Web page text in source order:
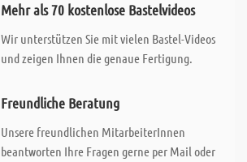
Mehr als 70 kostenlose Bastelvideos
Wir unterstützen Sie mit vielen Bastel-Videos
und zeigen Ihnen die genaue Fertigung.
Freundliche Beratung
Unsere freundlichen MitarbeiterInnen
beantworten Ihre Fragen gerne per Mail oder